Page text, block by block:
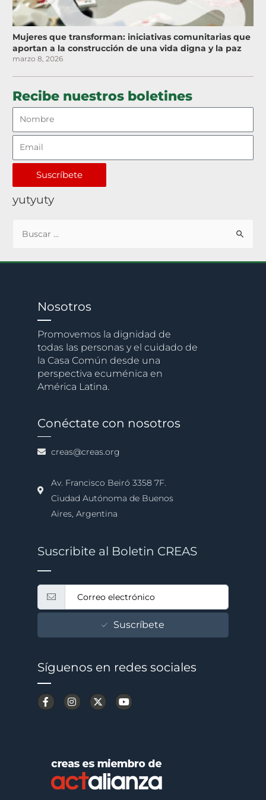
Mujeres que transforman: iniciativas comunitarias que
aportan a la construcción de una vida digna y la paz
marzo 8, 2026
Recibe nuestros boletines
Suscríbete
yutyuty
Nosotros
Promovemos la dignidad de
todas las personas y el cuidado de
la Casa Común desde una
perspectiva ecuménica en
América Latina.
Conéctate con nosotros
creas@creas.org
Av. Francisco Beiró 3358 7F.
Ciudad Autónoma de Buenos
Aires, Argentina
Suscribite al Boletin CREAS
Suscríbete
Síguenos en redes sociales